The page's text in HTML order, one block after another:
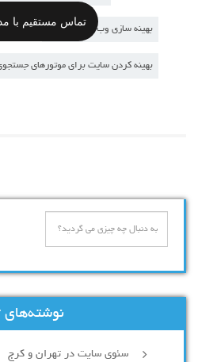
بهینه سازی وب سایت یا سئو
بهینه کردن سایت برای موتورهای
نوشته‌های
سئوی سایت در تهران و کرج
تماس مستقیم با مدیریت